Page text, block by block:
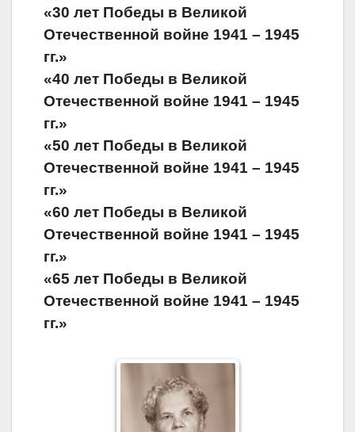
«30 лет Победы в Великой
Отечественной войне 1941 – 1945
гг.»
«40 лет Победы в Великой
Отечественной войне 1941 – 1945
гг.»
«50 лет Победы в Великой
Отечественной войне 1941 – 1945
гг.»
«60 лет Победы в Великой
Отечественной войне 1941 – 1945
гг.»
«65 лет Победы в Великой
Отечественной войне 1941 – 1945
гг.»